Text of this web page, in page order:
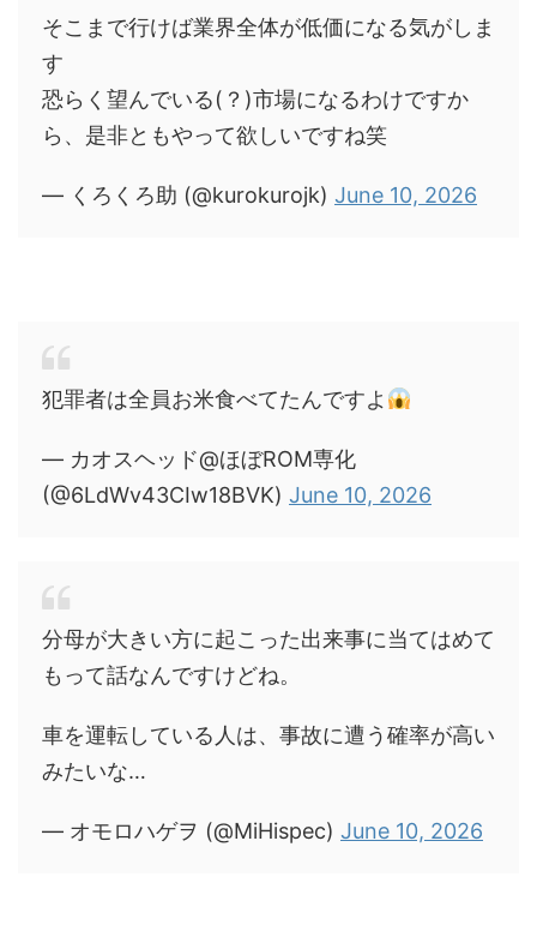
そこまで行けば業界全体が低価になる気がしま
す
恐らく望んでいる(？)市場になるわけですか
ら、是非ともやって欲しいですね笑
— くろくろ助 (@kurokurojk) June 10, 2026
犯罪者は全員お米食べてたんですよ
— カオスヘッド@ほぼROM専化
(@6LdWv43CIw18BVK) June 10, 2026
分母が大きい方に起こった出来事に当てはめて
もって話なんですけどね。
車を運転している人は、事故に遭う確率が高い
みたいな…
— オモロハゲヲ (@MiHispec) June 10, 2026